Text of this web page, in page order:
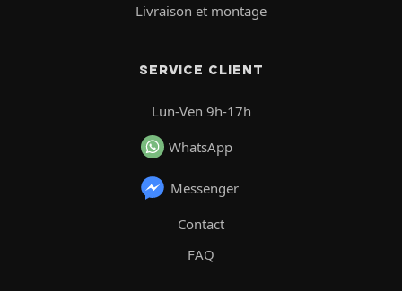
Livraison et montage
SERVICE CLIENT
Lun-Ven 9h-17h
WhatsApp
Messenger
Contact
FAQ